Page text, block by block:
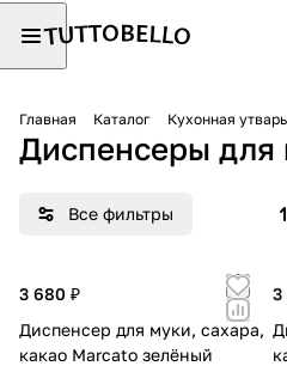
Главная Каталог Кухонная утварь
Диспенсеры для
Все фильтры
3 680 ₽
Диспенсер для муки, сахара,
какао Marcato зелёный
3